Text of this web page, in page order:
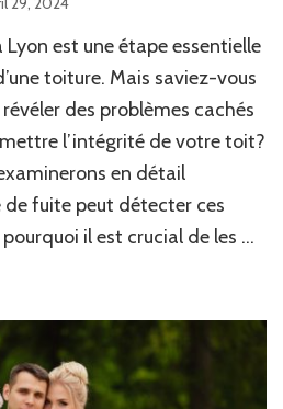
est une étape essentielle
toiture. Mais saviez-vous
des problèmes cachés
l’intégrité de votre toit?
en détail
fuite peut détecter ces
il est crucial de les …